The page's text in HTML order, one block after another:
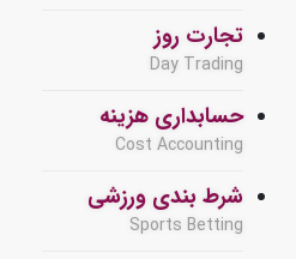
تجارت روز
Day Trading
حسابداری هزینه
Cost Accounting
شرط بندی ورزشی
Sports Betting